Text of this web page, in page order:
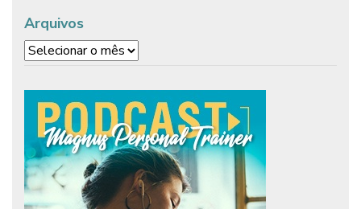
Arquivos
Arquivos